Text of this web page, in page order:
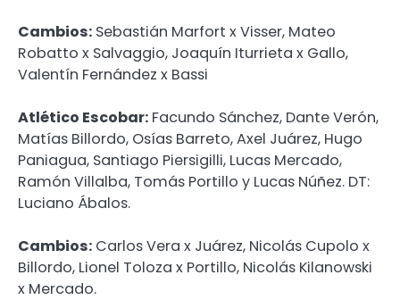
Cambios: Sebastián Marfort x Visser, Mateo
Robatto x Salvaggio, Joaquín Iturrieta x Gallo,
Valentín Fernández x Bassi
Atlético Escobar: Facundo Sánchez, Dante Verón,
Matías Billordo, Osías Barreto, Axel Juárez, Hugo
Paniagua, Santiago Piersigilli, Lucas Mercado,
Ramón Villalba, Tomás Portillo y Lucas Núñez. DT:
Luciano Ábalos.
Cambios: Carlos Vera x Juárez, Nicolás Cupolo x
Billordo, Lionel Toloza x Portillo, Nicolás Kilanowski
x Mercado.